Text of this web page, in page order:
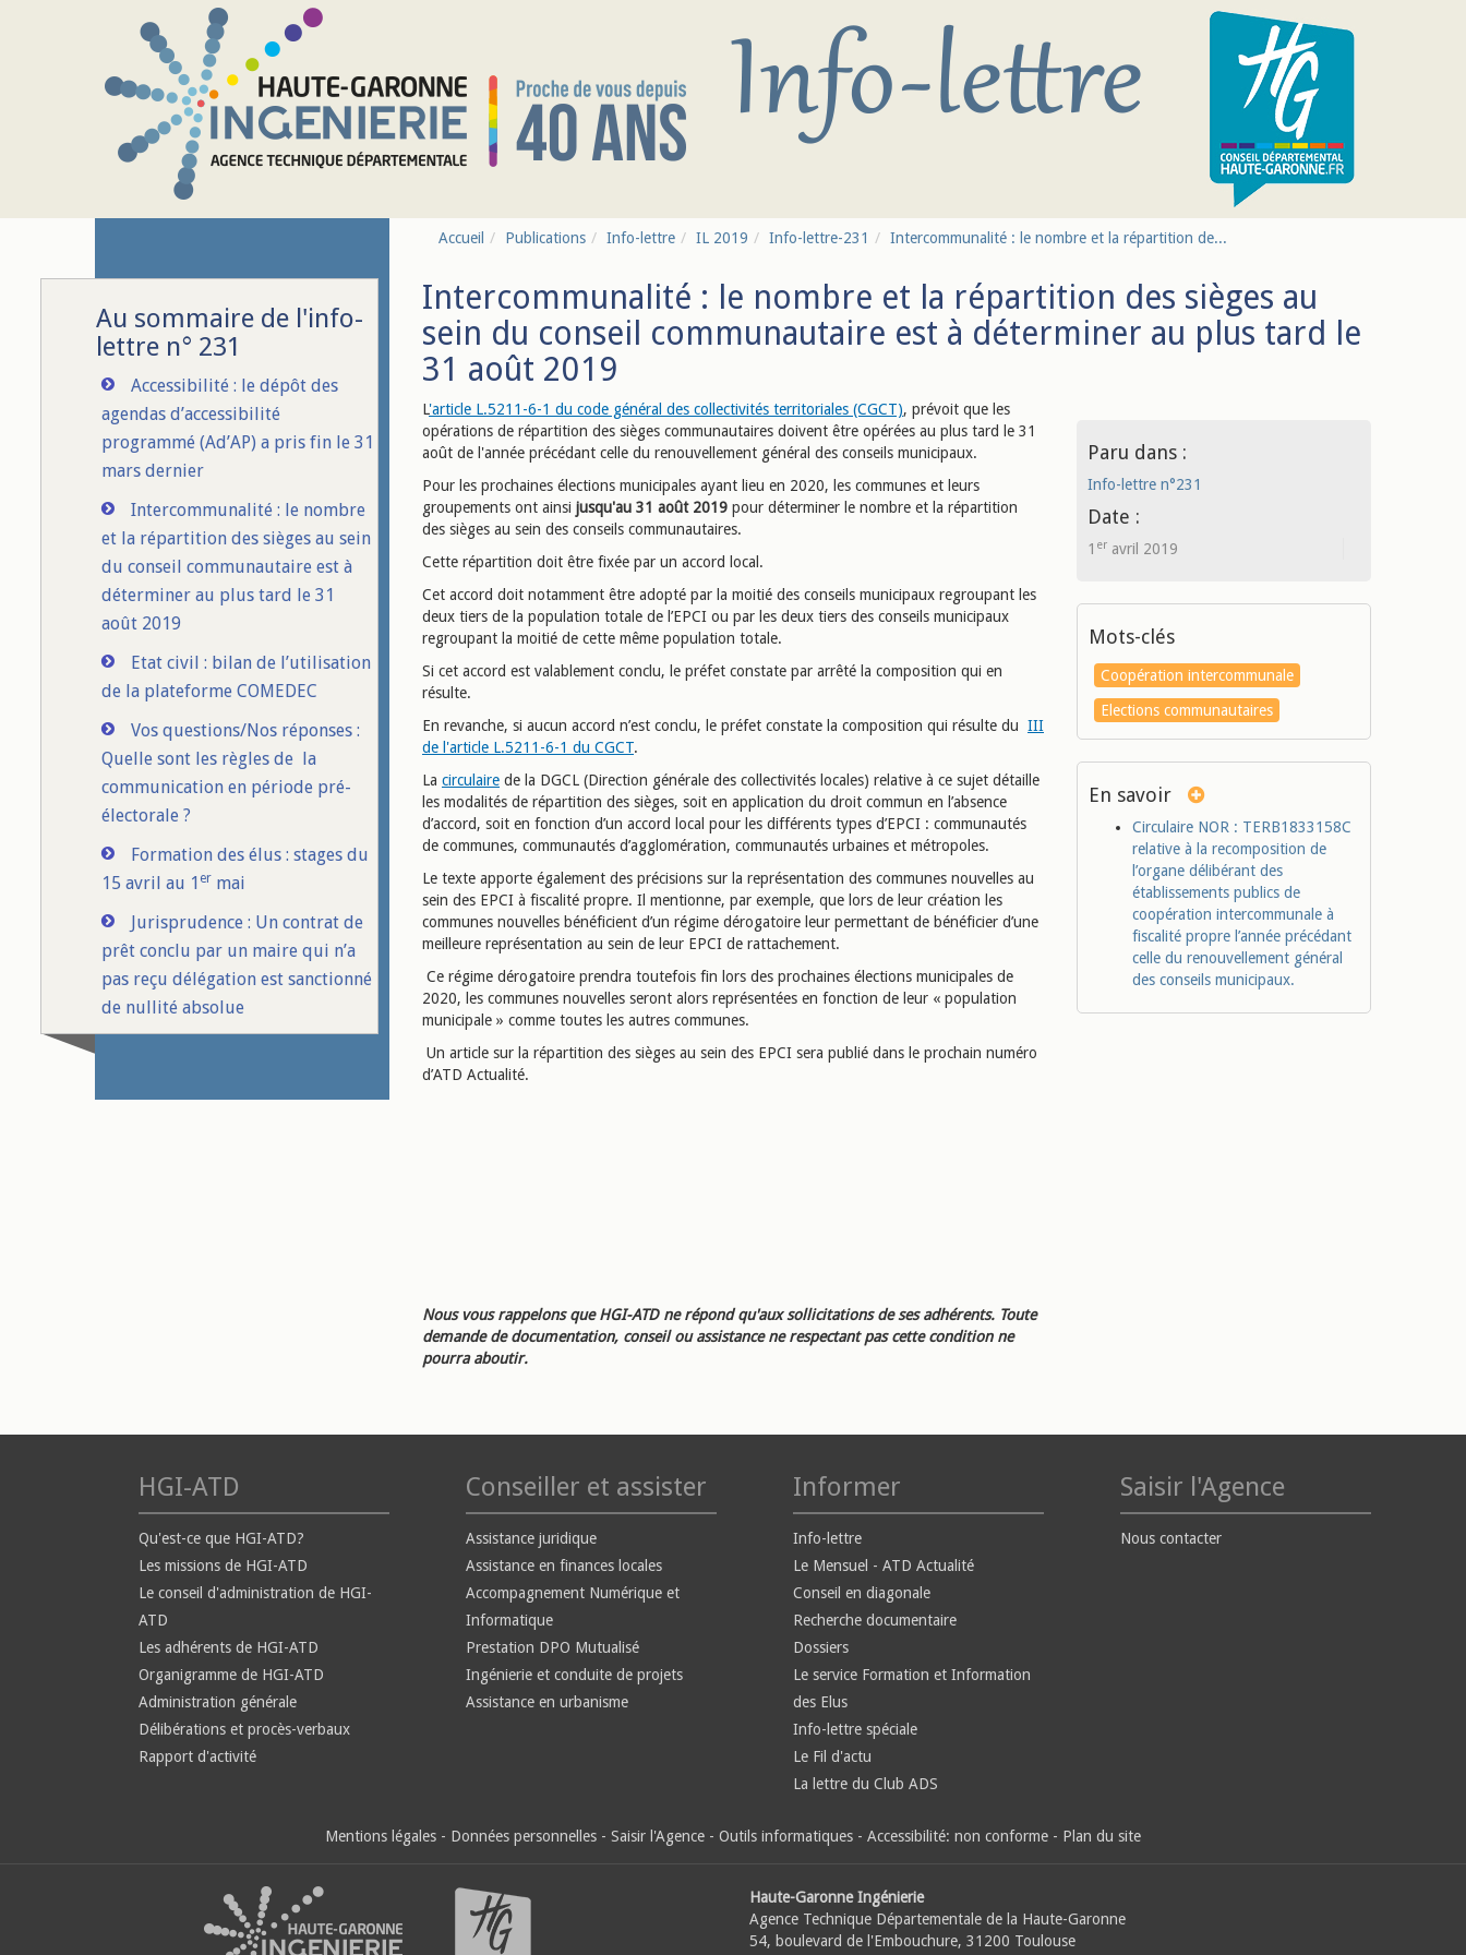
Au sommaire de l'info-
lettre n° 231
Accessibilité : le dépôt des
agendas d’accessibilité
programmé (Ad’AP) a pris fin le 31
mars dernier
Intercommunalité : le nombre
et la répartition des sièges au sein
du conseil communautaire est à
déterminer au plus tard le 31
août 2019
Etat civil : bilan de l’utilisation
de la plateforme COMEDEC
Vos questions/Nos réponses :
Quelle sont les règles de la
communication en période pré-
électorale ?
Formation des élus : stages du
15 avril au 1 er mai
Jurisprudence : Un contrat de
prêt conclu par un maire qui n’a
pas reçu délégation est sanctionné
de nullité absolue
Accueil Publications Info-lettre IL 2019 Info-lettre-231 Intercommunalité : le nombre et la répartition de...
Intercommunalité : le nombre et la répartition des sièges au
sein du conseil communautaire est à déterminer au plus tard le
31 août 2019
L'article L.5211-6-1 du code général des collectivités territoriales (CGCT), prévoit que les
opérations de répartition des sièges communautaires doivent être opérées au plus tard le 31
août de l'année précédant celle du renouvellement général des conseils municipaux.
Pour les prochaines élections municipales ayant lieu en 2020, les communes et leurs
groupements ont ainsi jusqu'au 31 août 2019 pour déterminer le nombre et la répartition
des sièges au sein des conseils communautaires.
Cette répartition doit être fixée par un accord local.
Cet accord doit notamment être adopté par la moitié des conseils municipaux regroupant les
deux tiers de la population totale de l’EPCI ou par les deux tiers des conseils municipaux
regroupant la moitié de cette même population totale.
Si cet accord est valablement conclu, le préfet constate par arrêté la composition qui en
résulte.
En revanche, si aucun accord n’est conclu, le préfet constate la composition qui résulte du III
de l'article L.5211-6-1 du CGCT.
La circulaire de la DGCL (Direction générale des collectivités locales) relative à ce sujet détaille
les modalités de répartition des sièges, soit en application du droit commun en l’absence
d’accord, soit en fonction d’un accord local pour les différents types d’EPCI : communautés
de communes, communautés d’agglomération, communautés urbaines et métropoles.
Le texte apporte également des précisions sur la représentation des communes nouvelles au
sein des EPCI à fiscalité propre. Il mentionne, par exemple, que lors de leur création les
communes nouvelles bénéficient d’un régime dérogatoire leur permettant de bénéficier d’une
meilleure représentation au sein de leur EPCI de rattachement.
Ce régime dérogatoire prendra toutefois fin lors des prochaines élections municipales de
2020, les communes nouvelles seront alors représentées en fonction de leur « population
municipale » comme toutes les autres communes.
Un article sur la répartition des sièges au sein des EPCI sera publié dans le prochain numéro
d’ATD Actualité.
Nous vous rappelons que HGI-ATD ne répond qu'aux sollicitations de ses adhérents. Toute
demande de documentation, conseil ou assistance ne respectant pas cette condition ne
pourra aboutir.
Paru dans :
Info-lettre n°231
Date :
1 eravril 2019
Mots-clés
Coopération intercommunale
Elections communautaires
En savoir
Circulaire NOR : TERB1833158C
relative à la recomposition de
l’organe délibérant des
établissements publics de
coopération intercommunale à
fiscalité propre l’année précédant
celle du renouvellement général
des conseils municipaux.
HGI-ATD
Qu'est-ce que HGI-ATD?
Les missions de HGI-ATD
Le conseil d'administration de HGI-
ATD
Les adhérents de HGI-ATD
Organigramme de HGI-ATD
Administration générale
Délibérations et procès-verbaux
Rapport d'activité
Conseiller et assister
Assistance juridique
Assistance en finances locales
Accompagnement Numérique et
Informatique
Prestation DPO Mutualisé
Ingénierie et conduite de projets
Assistance en urbanisme
Informer
Info-lettre
Le Mensuel - ATD Actualité
Conseil en diagonale
Recherche documentaire
Dossiers
Le service Formation et Information
des Elus
Info-lettre spéciale
Le Fil d'actu
La lettre du Club ADS
Saisir l'Agence
Nous contacter
Mentions légales - Données personnelles - Saisir l'Agence - Outils informatiques - Accessibilité: non conforme - Plan du site
Haute-Garonne Ingénierie
Agence Technique Départementale de la Haute-Garonne
54, boulevard de l'Embouchure, 31200 Toulouse